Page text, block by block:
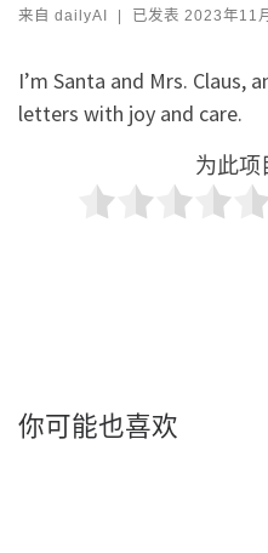
来自 dailyAI | 已发表 2023年11
I’m Santa and Mrs. Claus,
letters with joy and care.
为此项
你可能也喜欢